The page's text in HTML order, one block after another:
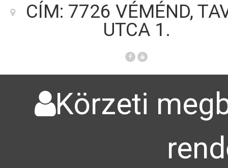
CÍM: 7726 VÉMÉND,
UTCA 1.
Körzeti